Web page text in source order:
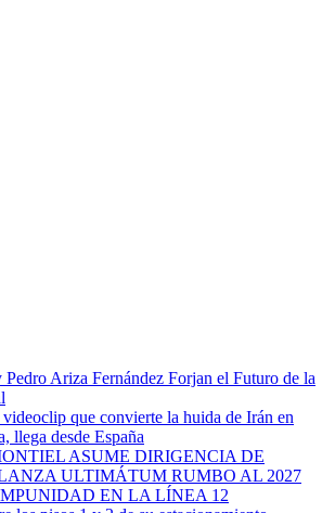
Ariza Fernández Forjan el Futuro de la
que convierte la huida de Irán en
llega desde España
ASUME DIRIGENCIA DE
ULTIMÁTUM RUMBO AL 2027
EN LA LÍNEA 12